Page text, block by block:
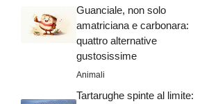
Guanciale, non solo
amatriciana e carbonara:
quattro alternative
gustosissime
Animali
Tartarughe spinte al limite: